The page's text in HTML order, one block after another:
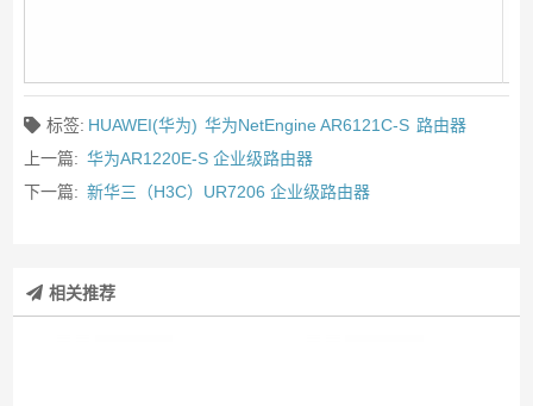
标签: HUAWEI(华为) 华为NetEngine AR6121C-S 路由器
上一篇: 华为AR1220E-S 企业级路由器
下一篇: 新华三（H3C）UR7206 企业级路由器
相关推荐